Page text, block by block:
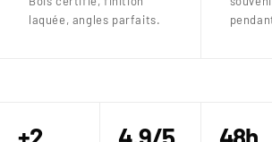
laquée, angles parfaits.